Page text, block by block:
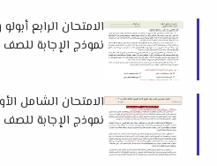
الامتحان الرابع
الامتحان الشامل